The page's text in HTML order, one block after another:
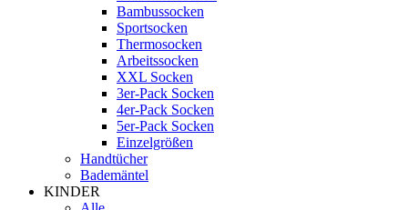
Bambussocken
Sportsocken
Thermosocken
Arbeitssocken
XXL Socken
3er-Pack Socken
4er-Pack Socken
5er-Pack Socken
Einzelgrößen
Handtücher
Bademäntel
KINDER